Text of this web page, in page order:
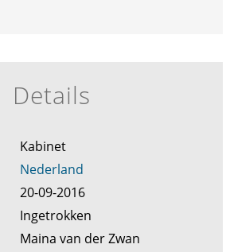
Details
Kabinet
Nederland
20-09-2016
Ingetrokken
Maina van der Zwan